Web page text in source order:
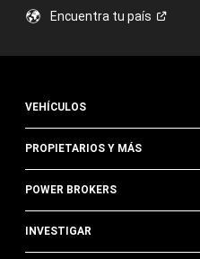
Encuentra tu país
VEHÍCULOS
PROPIETARIOS Y MÁS
POWER BROKERS
INVESTIGAR